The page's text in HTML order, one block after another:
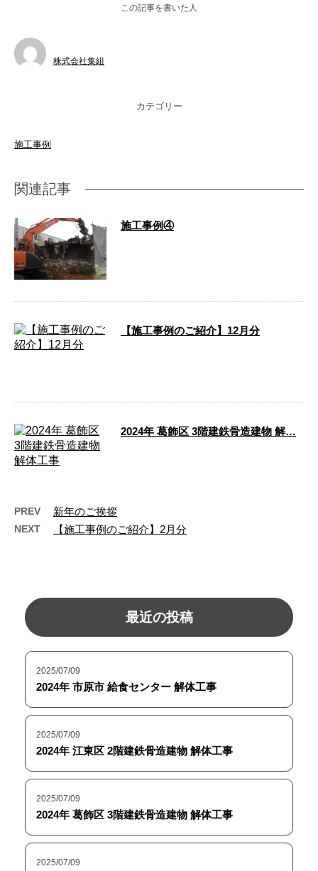
この記事を書いた人
株式会社集組
カテゴリー
施工事例
関連記事
施工事例④
【施工事例のご紹介】12月分
2024年 葛飾区 3階建鉄骨造建物 解…
PREV 新年のご挨拶
NEXT 【施工事例のご紹介】2月分
最近の投稿
2025/07/09
2024年 市原市 給食センター 解体工事
2025/07/09
2024年 江東区 2階建鉄骨造建物 解体工事
2025/07/09
2024年 葛飾区 3階建鉄骨造建物 解体工事
2025/07/09